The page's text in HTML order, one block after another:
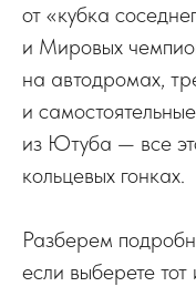
от «кубка
и Мировых
на автодромах,
и
из Ютуба — все
кольцевых гонках.
Разберем
если выберете